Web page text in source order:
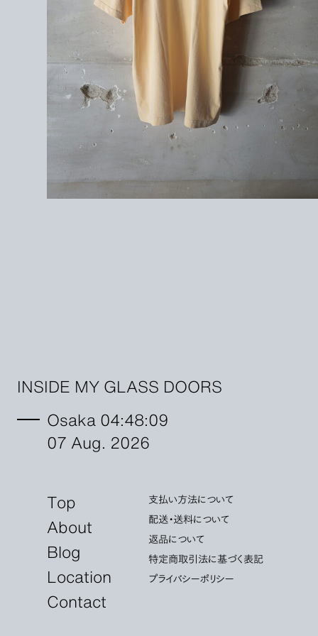
INSIDE MY GLASS DOORS
Osaka 04:48:10
07 Aug. 2026
Top
About
Blog
Location
Contact
支払い方法について
配送・送料について
返品について
特定商取引法に基づく表記
プライバシーポリシー